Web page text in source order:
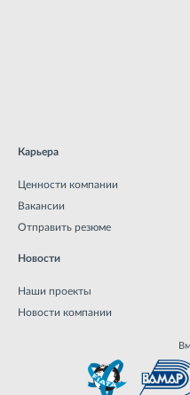
Карьера
Ценности компании
Вакансии
Отправить резюме
Новости
Наши проекты
Новости компании